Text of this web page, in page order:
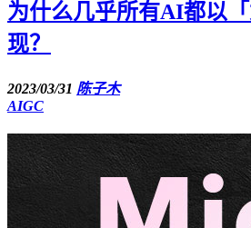
为什么几乎所有AI都以
现？
2023/03/31 陈子木
AIGC